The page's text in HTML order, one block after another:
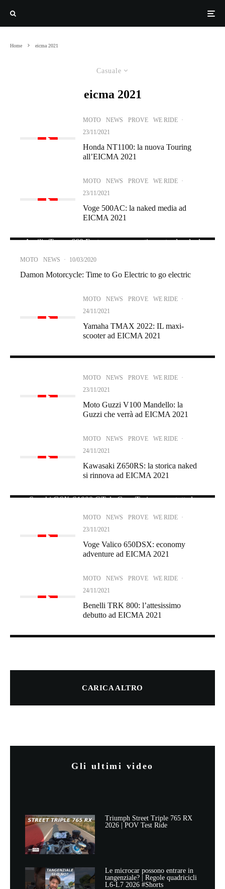
Home eicma 2021
Casuale
eicma 2021
MOTO NEWS PROVE WE RIDE ·
23/11/2021
Honda NT1100: la nuova Touring
all’EICMA 2021
MOTO NEWS PROVE WE RIDE ·
23/11/2021
Voge 500AC: la naked media ad
EICMA 2021
Aprilia Tuono 660 Factory: supersportiva entry level ad
MOTO NEWS · 10/03/2020
Damon Motorcycle: Time to Go Electric to go electric
MOTO NEWS PROVE WE RIDE ·
24/11/2021
Yamaha TMAX 2022: IL maxi-
scooter ad EICMA 2021
MOTO NEWS PROVE WE RIDE ·
23/11/2021
Moto Guzzi V100 Mandello: la
Guzzi che verrà ad EICMA 2021
MOTO NEWS PROVE WE RIDE ·
24/11/2021
Kawasaki Z650RS: la storica naked
si rinnova ad EICMA 2021
Suzuki GSX-S1000 GT: la Gran Turismo per tutte le
MOTO NEWS PROVE WE RIDE ·
23/11/2021
Voge Valico 650DSX: economy
adventure ad EICMA 2021
MOTO NEWS PROVE WE RIDE ·
24/11/2021
Benelli TRK 800: l’attesissimo
debutto ad EICMA 2021
CARICA ALTRO
Gli ultimi video
Triumph Street Triple 765 RX
2026 | POV Test Ride
Le microcar possono entrare in
tangenziale? | Regole quadricicli
L6-L7 2026 #Shorts